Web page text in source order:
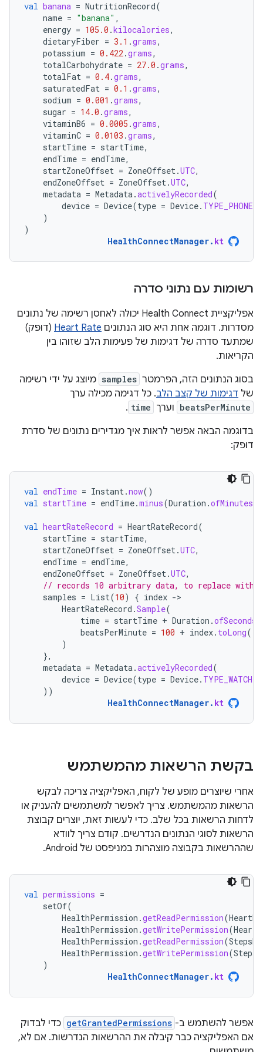
val banana = NutritionRecord(
name = "banana" ,
energy = 105.0 .kilocalories,
dietaryFiber = 3.1 .grams,
potassium = 0.422.grams,
totalCarbohydrate = 27.0 .grams,
totalFat = 0.4.grams,
saturatedFat = 0.1 .grams,
sodium = 0.001 .grams,
sugar = 14.0 .grams,
vitaminB6 = 0.0005 .grams,
vitaminC = 0.0103 .grams,
startTime = startTime,
endTime = endTime,
startZoneOffset = ZoneOffset.UTC,
endZoneOffset = ZoneOffset.UTC,
metadata = Metadata.activelyRecorded(
device = Device(type = Device. TYPE_PHONE
)
)
HealthConnectManager. kt
רשומות עם נתוני סדרה
אפליקציית Health Connect יכולה לאחסן רשימה של נתונים
מסדרות. דוגמה אחת היא סוג הנתונים Heart Rate (דופק)
שמתעד סדרה של דגימות של פעימות הלב שזוהו בין
הקריאות.
בסוג הנתונים הזה, הפרמטר samples מיוצג על ידי רשימה
של דגימות של קצב הלב. כל דגימה מכילה ערך
beatsPerMinute וערך time
.
בדוגמה הבאה אפשר לראות איך מגדירים נתונים של סדרת
דופק:
val endTime = Instant.now()
val startTime = endTime.minus(Duration .ofMinutes
val heartRateRecord = HeartRateRecord(
startTime = startTime,
startZoneOffset = ZoneOffset.UTC,
endTime = endTime,
endZoneOffset = ZoneOffset.UTC,
// records 10 arbitrary data, to replace with
samples = List(10) { index -
HeartRateRecord .Sample(
time = startTime + Duration .ofSeconds
beatsPerMinute = 100 + index. toLong(),
)
},
metadata = Metadata.activelyRecorded(
device = Device(type = Device. TYPE_WATCH
))
HealthConnectManager. kt
בקשת הרשאות מהמשתמש
אחרי שיוצרים מופע של לקוח, האפליקציה צריכה לבקש
הרשאות מהמשתמש. צריך לאפשר למשתמשים להעניק או
לדחות הרשאות בכל שלב. כדי לעשות זאת, יוצרים קבוצת
הרשאות לסוגי הנתונים הנדרשים. קודם צריך לוודא
שההרשאות בקבוצה מוצהרות במניפסט של Android.
val permissions =
setOf(
HealthPermission .getReadPermission(
HealthPermission .getWritePermission(
HealthPermission .getReadPermission(
HealthPermission .getWritePermission(
)
HealthConnectManager. kt
אפשר להשתמש ב- getGrantedPermissions כדי לבדוק
אם האפליקציה כבר קיבלה את ההרשאות הנדרשות. אם לא,